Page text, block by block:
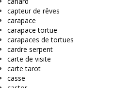
capteur de rêves
carapace
carapace tortue
carapaces de tortues
cardre serpent
carte de visite
carte tarot
casse